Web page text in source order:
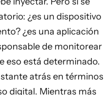
¿es un dispositivo
¿es una aplicación
de monitorear
eso está determinado.
atrás en términos
digital. Mientras más